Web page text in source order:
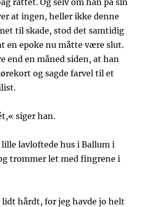
at ingen, heller ikke denne
til skade, stod det samtidig
en epoke nu måtte være slut.
end en måned siden, at han
og sagde farvel til et
siger han.
lavloftede hus i Ballum i
trommer let med fingrene i
lidt hårdt, for jeg havde jo helt